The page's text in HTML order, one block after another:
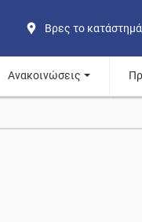
Βρες το
Ανακοινώσεις